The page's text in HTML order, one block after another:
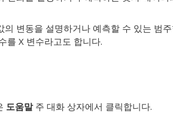
의 변동을 설명하거나 예측할 수 있는 범
를 X 변수라고도 합니다.
도움말주 대화 상자에서 클릭합니다.